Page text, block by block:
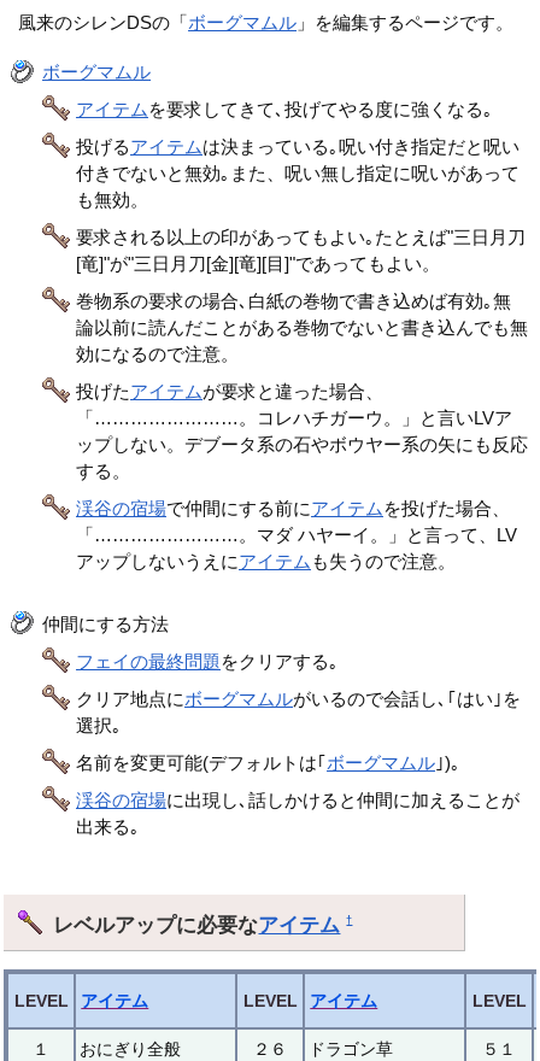
風来のシレンDSの「ボーグマムル 」を編集するページです。
ボーグマムル
アイテム を要求してきて､投げてやる度に強くなる｡
投げるアイテムは決まっている｡呪い付き指定だと呪い
付きでないと無効｡また、呪い無し指定に呪いがあって
も無効。
要求される以上の印があってもよい｡たとえば"三日月刀
[竜]"が"三日月刀[金][竜][目]"であってもよい。
巻物系の要求の場合､白紙の巻物で書き込めば有効｡無
論以前に読んだことがある巻物でないと書き込んでも無
効になるので注意。
投げたアイテムが要求と違った場合、
「……………………。コレハチガーウ。」と言いLVア
ップしない。デブータ系の石やボウヤー系の矢にも反応
する。
渓谷の宿場で仲間にする前にアイテム を投げた場合、
「……………………。マダ ハヤーイ。」と言って、LV
アップしないうえにアイテム も失うので注意。
仲間にする方法
フェイの最終問題 をクリアする｡
クリア地点にボーグマムルがいるので会話し､｢はい｣を
選択｡
名前を変更可能(デフォルトは｢ボーグマムル ｣)｡
渓谷の宿場に出現し､話しかけると仲間に加えることが
出来る｡
レベルアップに必要なアイテム †
LEVEL アイテム LEVEL アイテム LEVEL
１ おにぎり全般 ２６ ドラゴン草 ５１